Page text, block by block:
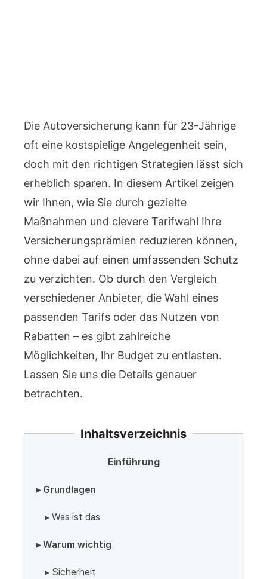
Die Autoversicherung kann für 23-Jährige
oft eine kostspielige Angelegenheit sein,
doch mit den richtigen Strategien lässt sich
erheblich sparen. In diesem Artikel zeigen
wir Ihnen, wie Sie durch gezielte
Maßnahmen und clevere Tarifwahl Ihre
Versicherungsprämien reduzieren können,
ohne dabei auf einen umfassenden Schutz
zu verzichten. Ob durch den Vergleich
verschiedener Anbieter, die Wahl eines
passenden Tarifs oder das Nutzen von
Rabatten – es gibt zahlreiche
Möglichkeiten, Ihr Budget zu entlasten.
Lassen Sie uns die Details genauer
betrachten.
Inhaltsverzeichnis
Einführung
▸ Grundlagen
▸ Was ist das
▸ Warum wichtig
▸ Sicherheit